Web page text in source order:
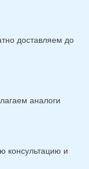
доставляем до
аналоги
консультацию и